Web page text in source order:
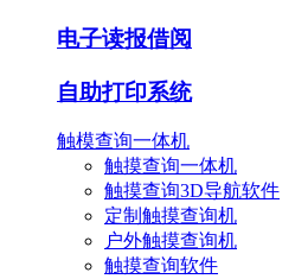
电子读报借阅
自助打印系统
触模查询一体机
触摸查询一体机
触摸查询3D导航软件
定制触摸查询机
户外触摸查询机
触摸查询软件